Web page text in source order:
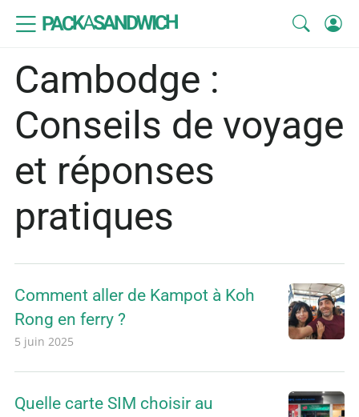
PACKASANDWICH
Cambodge :
Conseils de voyage
et réponses
pratiques
Comment aller de Kampot à Koh
Rong en ferry ?
5 juin 2025
Quelle carte SIM choisir au